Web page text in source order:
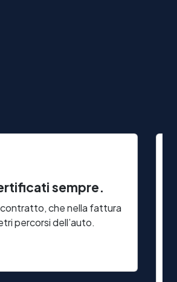
sempre.
contratto, che nella fattura
percorsi dell’auto.